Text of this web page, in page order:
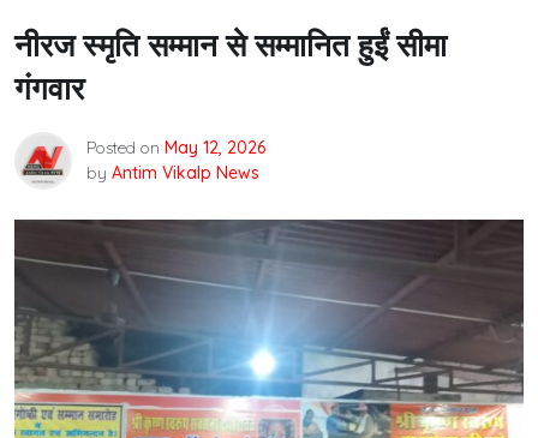
नीरज स्मृति सम्मान से सम्मानित हुईं सीमा
गंगवार
Posted on May 12, 2026
by Antim Vikalp News